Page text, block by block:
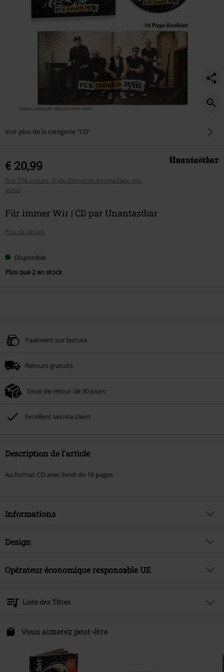
Voir plus de la catégorie "CD"
€ 20,99
Prix TVA incluse, Frais d'envoi et d'emballage non
inclus
Für immer Wir | CD par Unantastbar
Plus de détails
Disponible
Plus que 2 en stock
Paiement sur facture
Retours gratuits
Droit de retour de 30 jours
Excellent service client
Description de l'article
Au format CD avec livret de 16 pages
Informations
Article n°.
Genre (musique)
Rock Allemand
Artiste
Design
Catégorie de produit
Opérateur économique responsable UE
Im Klint 12
30938 Burgwedel
info@tonpool.de
Liste des Titres
Der Letzte mach das Licht aus
Vous aimerez peut-être